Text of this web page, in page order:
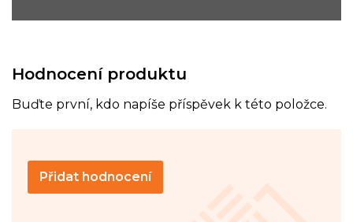
Hodnocení produktu
Buďte první, kdo napíše příspěvek k této položce.
Přidat hodnocení